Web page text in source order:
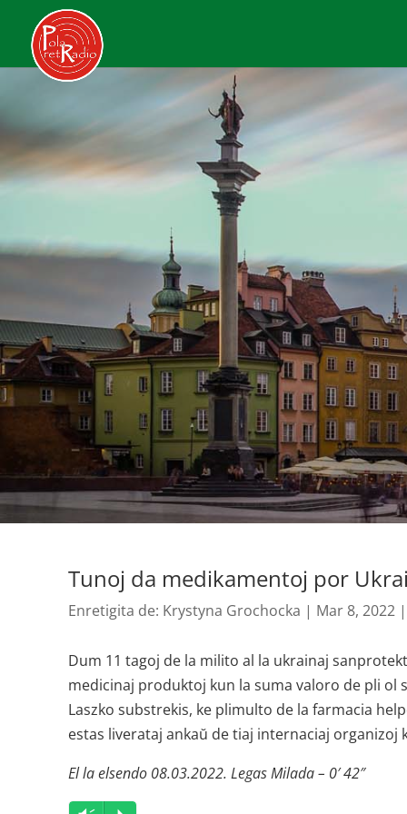
Tunoj da medikamentoj por
Enretigita de: Krystyna Grochocka | Mar 8, 2022|
Dum 11 tagoj de la milito al la ukrainaj
medicinaj produktoj kun la suma valoro de pli
Laszko substrekis, ke plimulto de la farmacia
estas liverataj ankaŭ de tiaj internaciaj organizoj
El la elsendo 08.03.2022. Legas Milada – 0′ 42″